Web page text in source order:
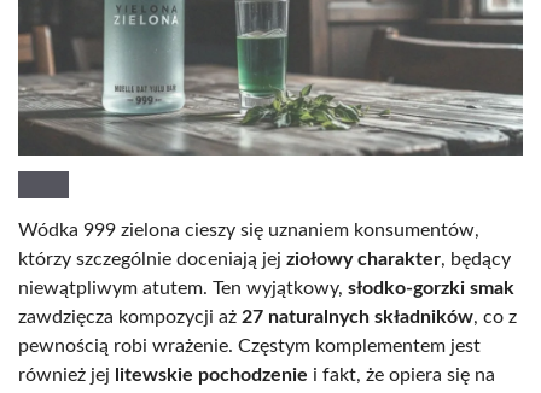
Wódka 999 zielona cieszy się uznaniem konsumentów,
którzy szczególnie doceniają jej ziołowy charakter, będący
niewątpliwym atutem. Ten wyjątkowy, słodko-gorzki smak
zawdzięcza kompozycji aż 27 naturalnych składników, co z
pewnością robi wrażenie. Częstym komplementem jest
również jej litewskie pochodzenie i fakt, że opiera się na